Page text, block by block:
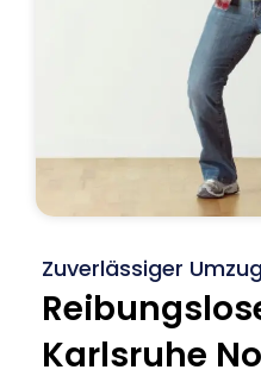
Zuverlässiger
Karlsruhe